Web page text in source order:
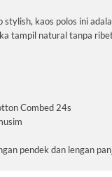
stylish, kaos polos ini
tampil natural tanpa
Combed 24s
pendek dan lengan